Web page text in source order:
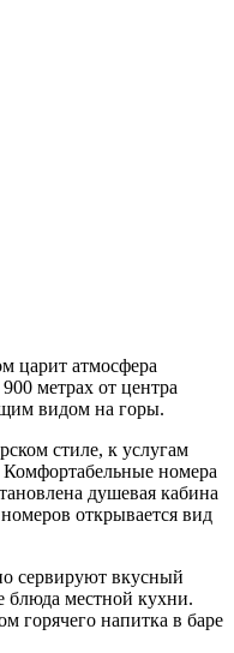
царит атмосфера
метрах от центра
видом на горы.
стиле, к услугам
номера
душевая кабина
открывается вид
сервируют вкусный
блюда местной кухни.
горячего напитка в баре